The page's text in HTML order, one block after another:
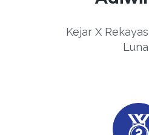
Kejar X